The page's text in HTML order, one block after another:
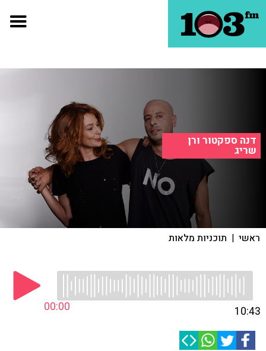
דנה ספקטור ורן
שריג
ראשי | תוכניות מלאות
00:00 10:43